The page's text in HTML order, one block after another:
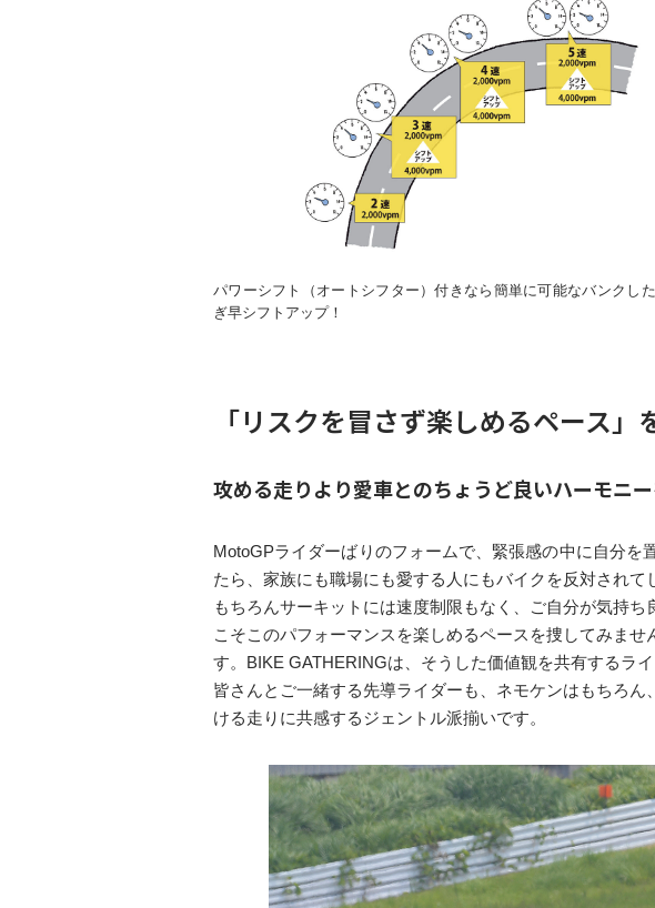
パワーシフト（オートシフター）付きなら簡単に可能なバンクし
ぎ早シフトアップ！
「リスクを冒さず楽しめるペース
攻める走りより愛車とのちょうど良いハーモニ
MotoGPライダーばりのフォームで、緊張感の中に自分
たら、家族にも職場にも愛する人にもバイクを反対されて
もちろんサーキットには速度制限もなく、ご自分が気持
こそこのパフォーマンスを楽しめるペースを捜してみま
す。BIKE GATHERINGは、そうした価値観を共有するラ
皆さんとご一緒する先導ライダーも、ネモケンはもちろ
ける走りに共感するジェントル派揃いです。